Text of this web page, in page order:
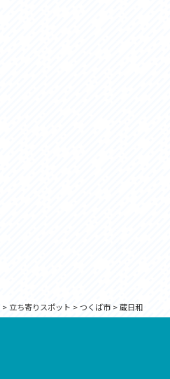
> 立ち寄りスポット >つくば市>蔵日和